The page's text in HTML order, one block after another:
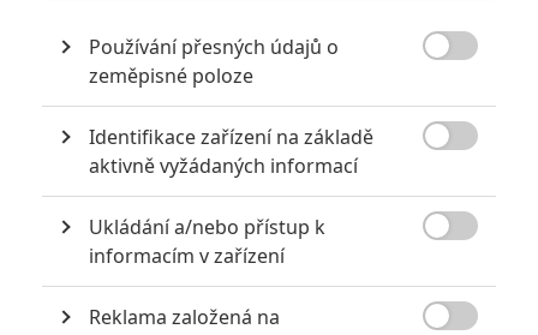
5
zámku úroveň štědrovečerních
pohádek nepozvedla
8
6
Recenze: Godzilla x Kong: Nové
impérium
Používání přesných údajů o
zeměpisné poloze
Identifikace zařízení na základě
aktivně vyžádaných informací
Ukládání a/nebo přístup k
informacím v zařízení
Reklama založená na